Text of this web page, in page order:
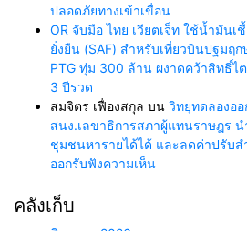
ปลอดภัยทางเข้าเขื่อน
OR จับมือ ไทย เวียตเจ็ท ใช้น้ำมันเ
ยั่งยืน (SAF) สำหรับเที่ยวบินปฐมฤก
PTG ทุ่ม 300 ล้าน ผงาดคว้าสิทธิ์ไต
3 ปีรวด
สมจิตร เฟื่องสกุล บน วิทยุทดลองออ
สนง.เลขาธิการสภาผู้แทนราษฎร
ชุมชนหารายได้ได้ และลดค่าปรับ
ออกรับฟังความเห็น
คลังเก็บ